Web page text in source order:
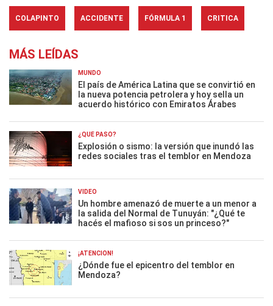
COLAPINTO ACCIDENTE FÓRMULA 1 CRITICA
MÁS LEÍDAS
MUNDO
El país de América Latina que se convirtió en
la nueva potencia petrolera y hoy sella un
acuerdo histórico con Emiratos Árabes
¿QUÉ PASÓ?
Explosión o sismo: la versión que inundó las
redes sociales tras el temblor en Mendoza
VIDEO
Un hombre amenazó de muerte a un menor a
la salida del Normal de Tunuyán: "¿Qué te
hacés el mafioso si sos un princeso?"
¡ATENCIÓN!
¿Dónde fue el epicentro del temblor en
Mendoza?